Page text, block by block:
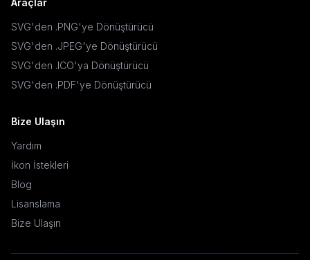
Araçlar
SVG'den .PNG'ye Dönüştürücü
SVG'den .JPEG'ye Dönüştürücü
SVG'den .ICO'ya Dönüştürücü
SVG'den .PDF'ye Dönüştürücü
Bize Ulaşın
Yardım
İkon İstekleri
Blog
Lisanslama
Bize Ulaşın